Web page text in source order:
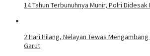
14 Tahun Terbunuhnya Munir, Polri
2 Hari Hilang, Nelayan Tewas
Garut